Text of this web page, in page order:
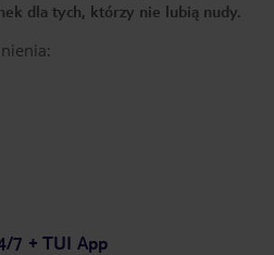
dla tych, którzy nie lubią nudy.
7 + TUI App